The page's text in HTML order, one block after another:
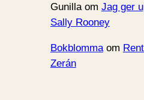
Gunillaom Jag ger
Sally Rooney
Bokblommaom
Zerán